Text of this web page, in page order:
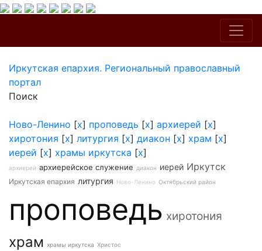
Иркутская епархия. Региональный православный
портал
Поиск
Ново-Ленино [x] проповедь [x] архиерей [x]
хиротония [x] литургия [x] диакон [x] храм [x]
иерей [x] храмы иркутска [x]
архиерей архиерейское служение диакон иерей Иркутск
Иркутская епархия литургия Ново-Ленино Октябрьский район
проповедь хиротония
храм храмы иркутска Христос